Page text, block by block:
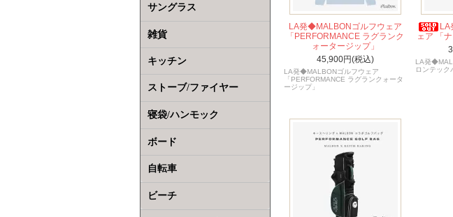
サングラス
雑貨
キッチン
ストーブ/ファイヤー
寝袋/ハンモック
ボード
自転車
ビーチ
LA発◆MALBONゴルフウェア
「PERFORMANCE ラグランク
ォータージップ」
45,900円(税込)
LA発◆MALBONゴルフウェア
「PERFORMANCE ラグランクォータ
ージップ」
ェア 「
LA発
ロンテック